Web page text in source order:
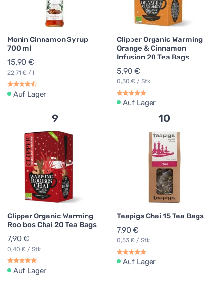
Monin Cinnamon Syrup
700 ml
15,90 €
22,71 € / l
Auf Lager
Clipper Organic Warming
Orange & Cinnamon
Infusion 20 Tea Bags
5,90 €
0,30 € / Stk
Auf Lager
9
Clipper Organic Warming
Rooibos Chai 20 Tea Bags
7,90 €
0,40 € / Stk
Auf Lager
10
Teapigs Chai 15 Tea Bags
7,90 €
0,53 € / Stk
Auf Lager